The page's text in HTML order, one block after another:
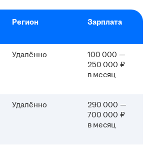
Регион Зарплата
Удалённо
100 000 —
250 000 ₽
в месяц
Удалённо
290 000 —
700 000 ₽
в месяц